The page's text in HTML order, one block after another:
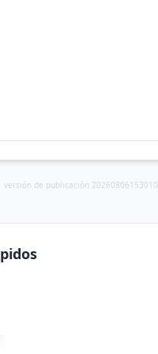
versión de publicación 20260806153010